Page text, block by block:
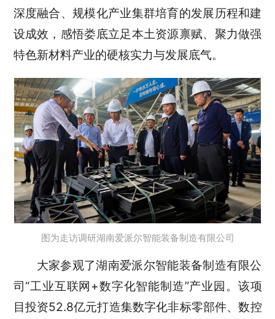
深度融合、规模化产业集群培育的发展历程和建
设成效，感悟娄底立足本土资源禀赋、聚力做强
特色新材料产业的硬核实力与发展底气。
图为走访调研湖南爱派尔智能装备制造有限公司
大家参观了湖南爱派尔智能装备制造有限公
司“工业互联网+数字化智能制造”产业园。该项
目投资52.8亿元打造集数字化非标零部件、数控